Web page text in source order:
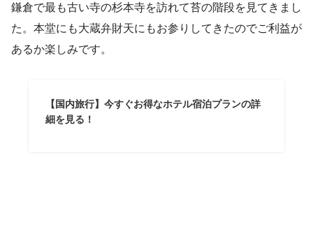
鎌倉で最も古い寺の杉本寺を訪れて苔の階段を見てきまし
た。本堂にも大蔵弁財天にもお参りしてきたのでご利益が
あるか楽しみです。
【国内旅行】今すぐお得なホテル宿泊プランの詳
細を見る！